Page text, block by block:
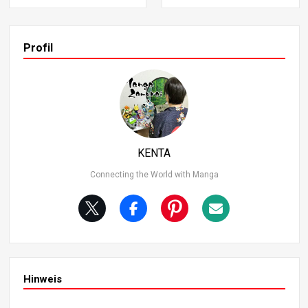
e unverdientes Unglück zu schaffen, ein Gefühl, das Yuji
zutiefst nachempfinden kann. Die Art und Weise, wie die
se Charaktere ihre Last in den Kampf tragen, findet bei
m Leser großen Anklang. Das Kapitel befasst sich auch
mit Yujis Überlegungen zum Tod seines Großvaters, die i
hn dazu bringen, seine eigenen Stärken und Schwächen
zu überdenken. Yuji verfügt zwar über eine beeindrucke
st, sich in den Schmerz anderer einzufühlen. Durch die P
rüfungen des Kampfes entwickelt Yuji jedoch allmählich
tt in seiner Charakterentwicklung darstellt.
Profil
KENTA
Connecting the World with Manga
Hinweis